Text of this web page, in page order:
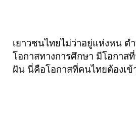
เยาวชนไทยไม่ว่าอยู่แห่งหน ต
โอกาสทางการศึกษา มีโอกาส
ฝัน นี่คือโอกาสที่คนไทยต้องเข้